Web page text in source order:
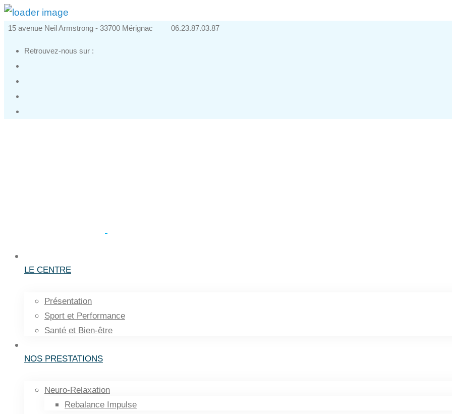
15 avenue Neil Armstrong - 33700 Mérignac 06.23.87.03.87
Retrouvez-nous sur :
LE CENTRE
Présentation
Sport et Performance
Santé et Bien-être
NOS PRESTATIONS
Neuro-Relaxation
Rebalance Impulse